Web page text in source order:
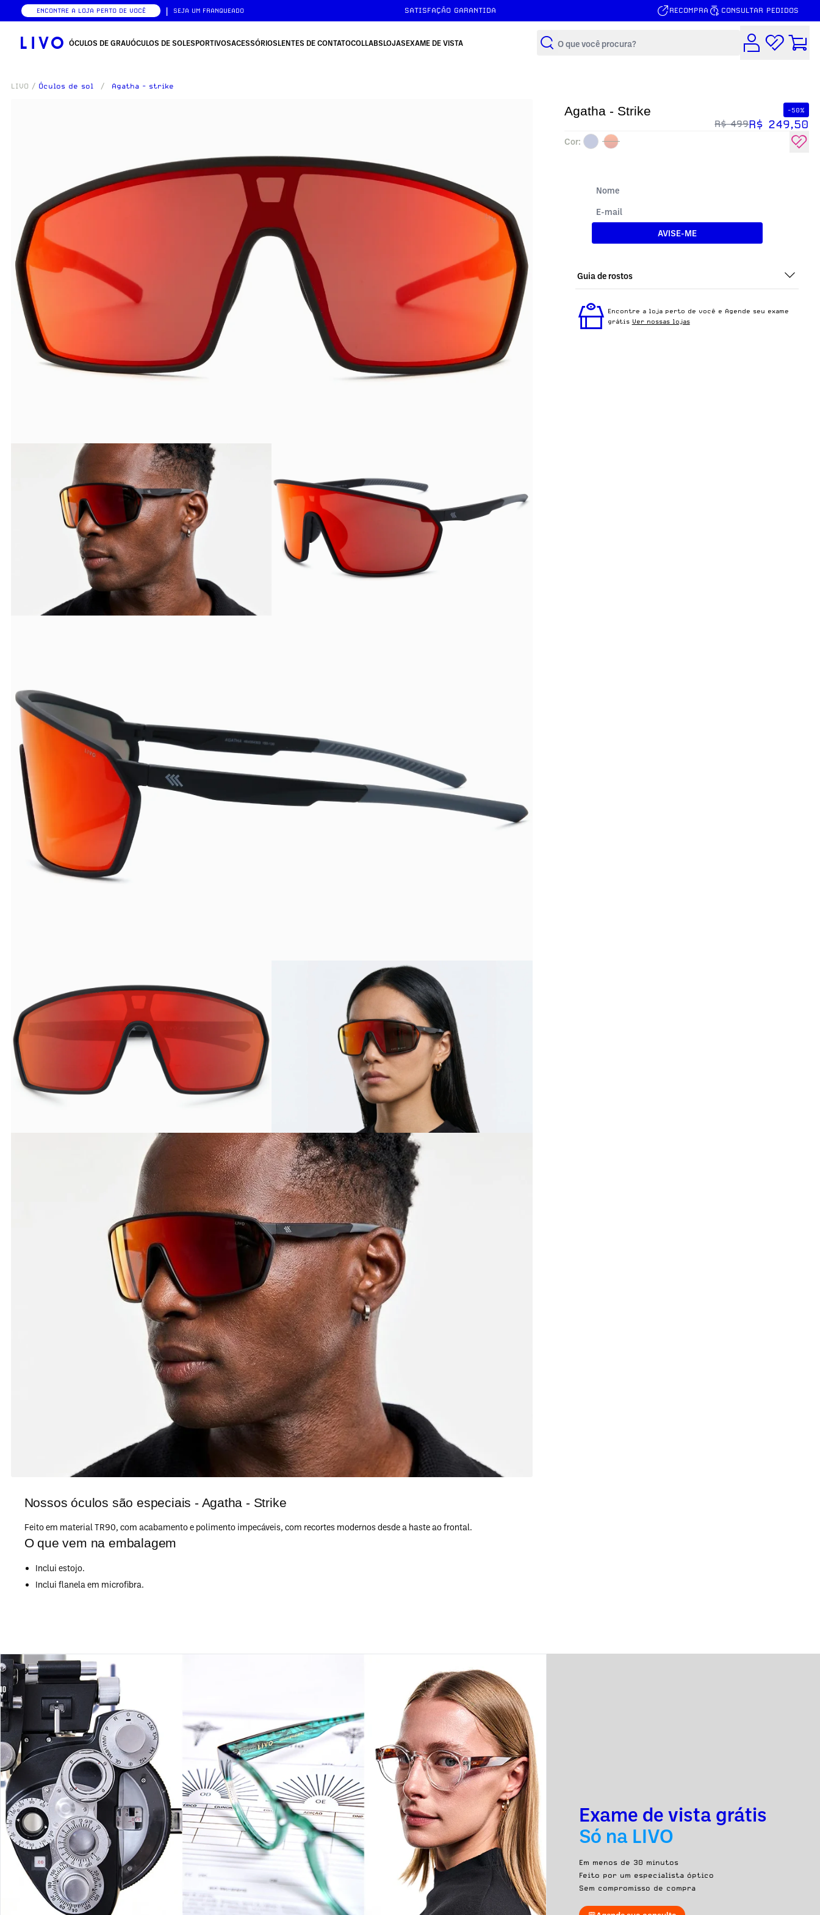
ENCONTRE A LOJA PERTO DE VOCÊ | SEJA UM FRANQUEADO SATISFAÇÃO GARANTIDA RECOMPRA CONSULTAR PEDIDOS
ÓCULOS DE GRAUÓCULOS DE SOLESPORTIVOSACESSÓRIOSLENTES DE CONTATOCOLLABSLOJASEXAME DE VISTA
Buscar
LIVO / Óculos de sol / Agatha - strike
Nossos óculos são especiais - Agatha - Strike
Feito em material TR90, com acabamento e polimento impecáveis, com recortes modernos desde a haste ao frontal.
O que vem na embalagem
Inclui estojo.
Inclui flanela em microfibra.
Agatha - Strike -50%
R$ 499R$ 249,50
Cor:
AVISE-ME
Guia de rostos
é ideal para quem busca um óculos confortável para o
dia a dia.
Encontre a loja perto de você e Agende seu exame
grátis Ver nossas lojas
Exame de vista grátis
Só na LIVO
Em menos de 30 minutos
Feito por um especialista óptico
Sem compromisso de compra